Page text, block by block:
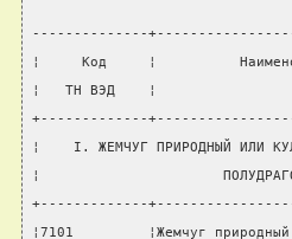
--------------
¦     Код     ¦
¦   ТН ВЭД    ¦
+-------------
¦    I. ЖЕМЧУГ ПРИРОДНЫЙ ИЛИ
¦
+-------------
¦7101         ¦Жемчуг